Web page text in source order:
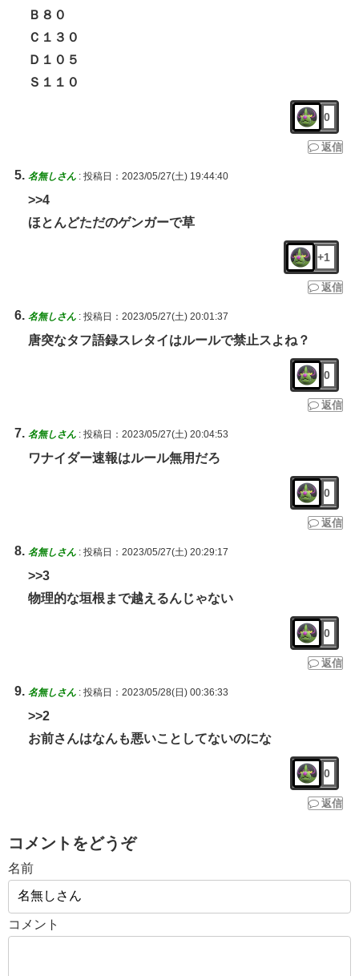
Ｂ８０
Ｃ１３０
Ｄ１０５
Ｓ１１０
0
返信
名無しさん : 投稿日：2023/05/27(土) 19:44:40
>>4
ほとんどただのゲンガーで草
+1
返信
名無しさん : 投稿日：2023/05/27(土) 20:01:37
唐突なタフ語録スレタイはルールで禁止スよね？
0
返信
名無しさん : 投稿日：2023/05/27(土) 20:04:53
ワナイダー速報はルール無用だろ
0
返信
名無しさん : 投稿日：2023/05/27(土) 20:29:17
>>3
物理的な垣根まで越えるんじゃない
0
返信
名無しさん : 投稿日：2023/05/28(日) 00:36:33
>>2
お前さんはなんも悪いことしてないのにな
0
返信
コメントをどうぞ
名前
コメント